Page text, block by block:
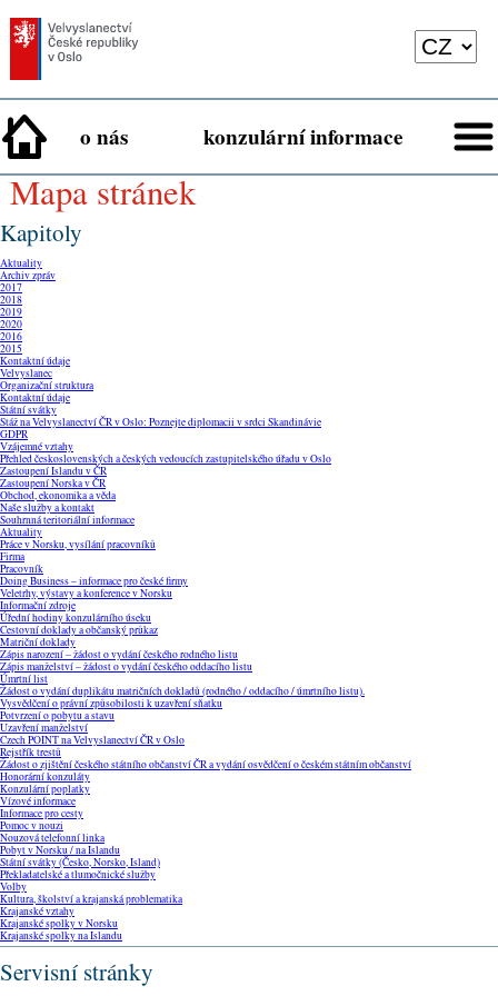
o nás konzulární informace
mapa stránek
Kapitoly
Aktuality
Archiv zpráv
2017
2018
2019
2020
2016
2015
Kontaktní údaje
Velvyslanec
Organizační struktura
Kontaktní údaje
Státní svátky
Stáž na Velvyslanectví ČR v Oslo: Poznejte diplomacii v srdci Skandinávie
GDPR
Vzájemné vztahy
Přehled československých a českých vedoucích zastupitelského úřadu v Oslo
Zastoupení Islandu v ČR
Zastoupení Norska v ČR
Obchod, ekonomika a věda
Naše služby a kontakt
Souhrnná teritoriální informace
Aktuality
Práce v Norsku, vysílání pracovníků
Firma
Pracovník
Doing Business – informace pro české firmy
Veletrhy, výstavy a konference v Norsku
Informační zdroje
Úřední hodiny konzulárního úseku
Cestovní doklady a občanský průkaz
Matriční doklady
​Zápis narození – žádost o vydání českého rodného listu
Zápis manželství – žádost o vydání českého oddacího listu
Úmrtní list
Žádost o vydání duplikátu matričních dokladů (rodného / oddacího / úmrtního listu).
Vysvědčení o právní způsobilosti k uzavření sňatku
Potvrzení o pobytu a stavu
Uzavření manželství
Czech POINT na Velvyslanectví ČR v Oslo
Rejstřík trestů
Žádost o zjištění českého státního občanství ČR a vydání osvědčení o českém státním občanství
Honorární konzuláty
Konzulární poplatky
Vízové informace
Informace pro cesty
Pomoc v nouzi
Nouzová telefonní linka
Pobyt v Norsku / na Islandu
Státní svátky (Česko, Norsko, Island)
Překladatelské a tlumočnické služby
Volby
Kultura, školství a krajanská problematika
Krajanské vztahy
Krajanské spolky v Norsku
Krajanské spolky na Islandu
Servisní stránky